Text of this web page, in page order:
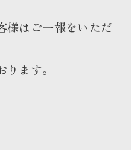
様はご一報をいただ
ます。